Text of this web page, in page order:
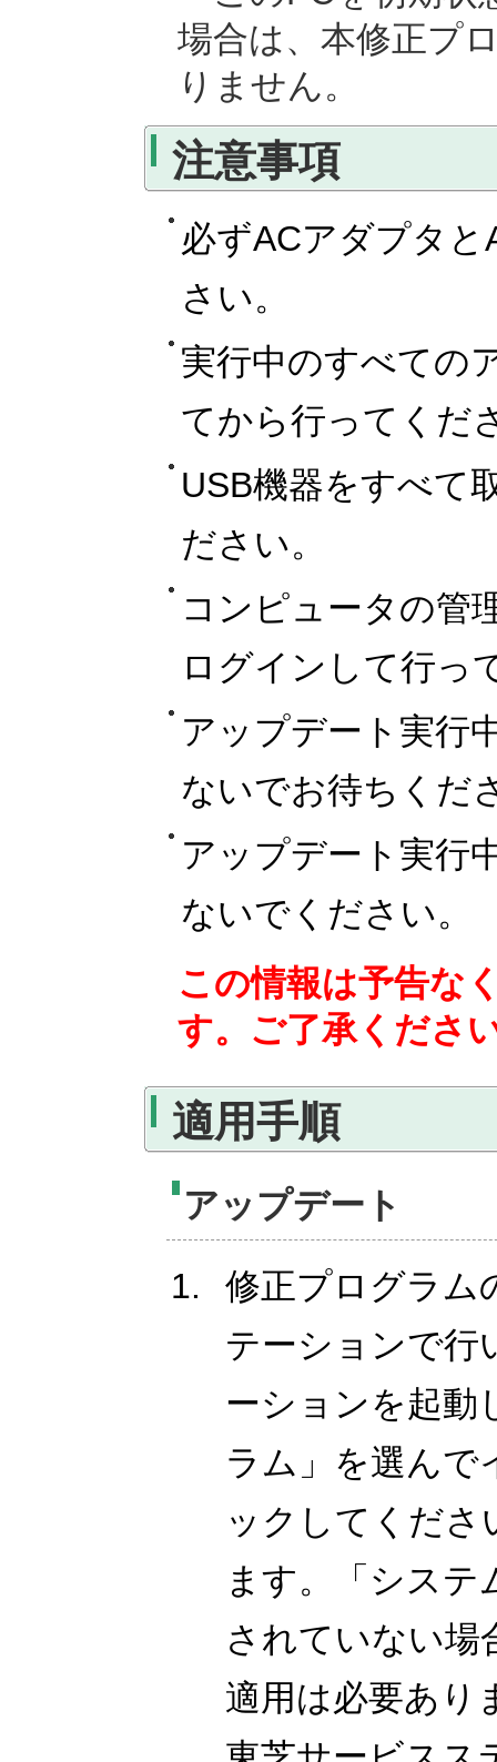
場合は、本修正プ
りません。
注意事項
必ずACアダプタ
さい。
実行中のすべての
てから行ってくだ
USB機器をすべて
ださい。
コンピュータの管
ログインして行っ
アップデート実行
ないでお待ちくだ
アップデート実行
ないでください。
この情報は予告な
す。ご了承くださ
適用手順
アップデート
修正プログラム
テーションで行
ーションを起動
ラム」を選んで
ックしてくださ
ます。「システ
されていない場
適用は必要あり